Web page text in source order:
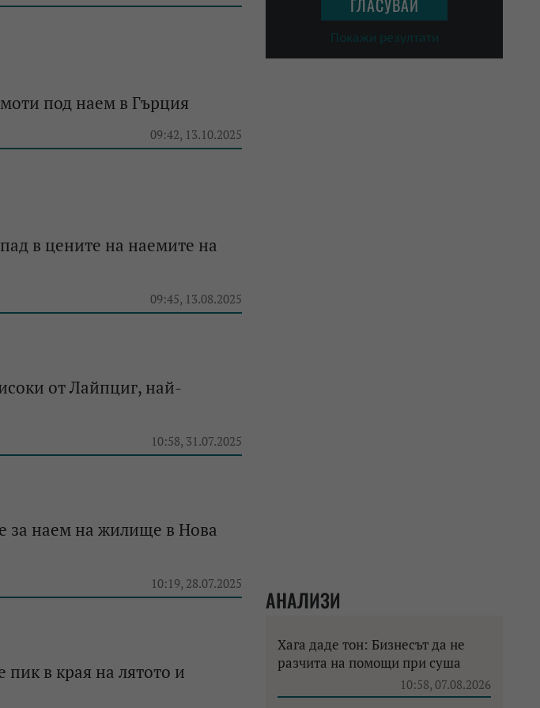
под наем в Гърция
09:42, 13.10.2025
в цените на наемите на
09:45, 13.08.2025
от Лайпциг, най-
10:58, 31.07.2025
за наем на жилище в Нова
10:19, 28.07.2025
в края на лятото и
Покажи резултати
АНАЛИЗИ
Хага даде тон: Бизнесът да не
разчита на помощи при суша
10:58, 07.08.2026